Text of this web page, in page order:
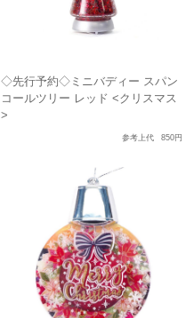
◇先行予約◇ミニバディー スパン
コールツリー レッド <クリスマス
>
参考上代 850円